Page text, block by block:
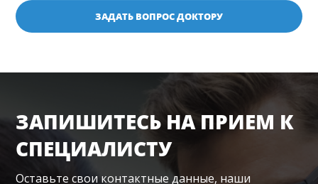
ЗАДАТЬ ВОПРОС ДОКТОРУ
ЗАПИШИТЕСЬ НА ПРИЕМ К
СПЕЦИАЛИСТУ
Оставьте свои контактные данные, наши